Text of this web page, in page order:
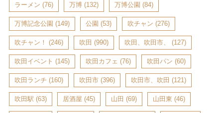
ラーメン (76) 万博 (132) 万博公園 (84)
万博記念公園 (149) 公園 (53) 吹チャン (276)
吹チャン！ (246) 吹田 (990) 吹田、吹田市、 (127)
吹田イベント (145) 吹田カフェ (76) 吹田パン (60)
吹田ランチ (160) 吹田市 (396) 吹田市、吹田 (121)
吹田駅 (63) 居酒屋 (45) 山田 (69) 山田東 (46)